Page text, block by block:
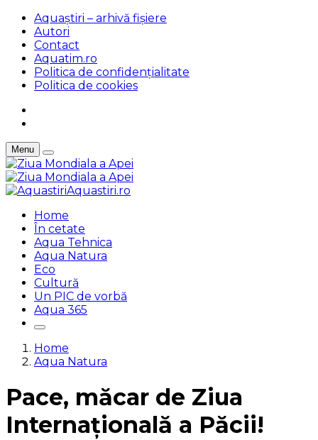
Aquaștiri – arhivă fișiere
Autori
Contact
Aquatim.ro
Politica de confidențialitate
Politica de cookies
Menu
Aquastiri.ro
Home
În cetate
Aqua Tehnica
Aqua Natura
Eco
Cultură
Un PIC de vorbă
Aqua 365
Home
Aqua Natura
Pace, măcar de Ziua
Internațională a Păcii!